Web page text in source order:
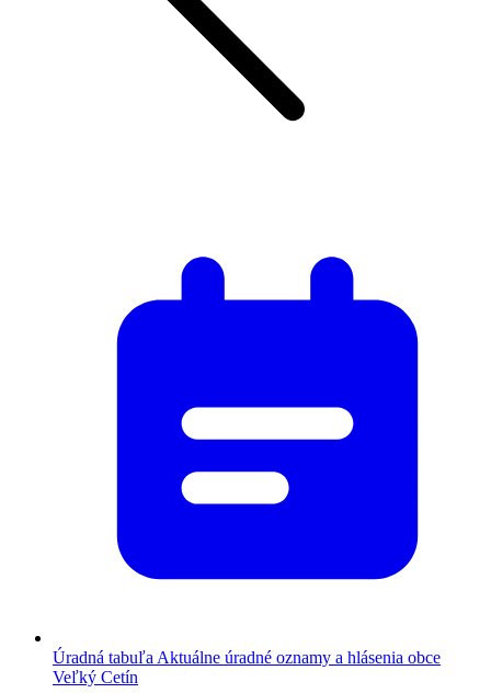
Úradná tabuľa Aktuálne úradné oznamy a hlásenia obce
Veľký Cetín